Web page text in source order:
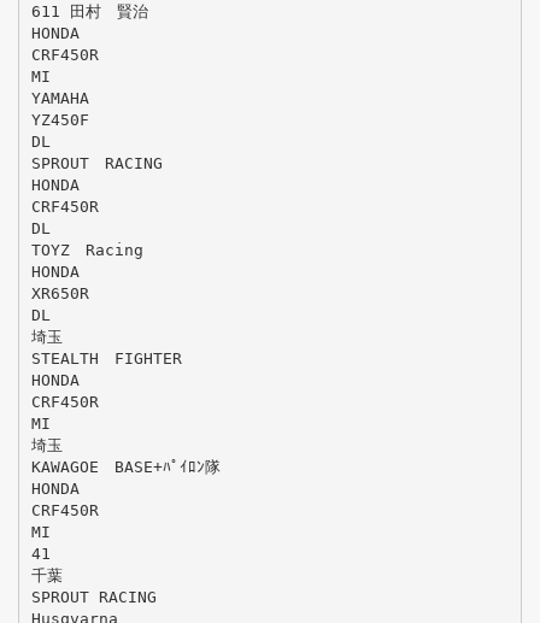
611 田村 賢治
HONDA
CRF450R
MI
YAMAHA
YZ450F
DL
SPROUT RACING
HONDA
CRF450R
DL
TOYZ Racing
HONDA
XR650R
DL
埼玉
STEALTH FIGHTER
HONDA
CRF450R
MI
埼玉
KAWAGOE BASE+ﾊﾟｲﾛﾝ隊
HONDA
CRF450R
MI
41
千葉
SPROUT RACING
Husqvarna